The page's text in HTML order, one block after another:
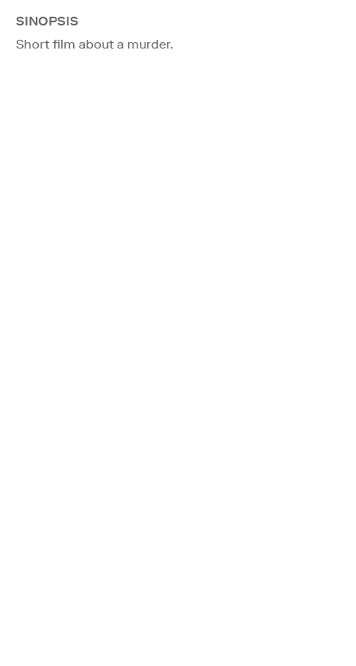
SINOPSIS
Short film about a murder.